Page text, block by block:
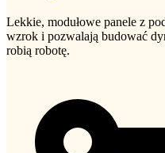
Lekkie, modułowe panele z
wzrok i pozwalają budować
robią robotę.